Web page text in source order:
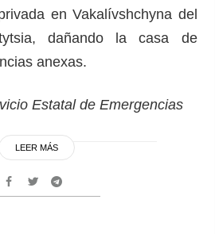
en Vakalívshchyna del
dañando la casa de
anexas.
Estatal de Emergencias
LEER MÁS